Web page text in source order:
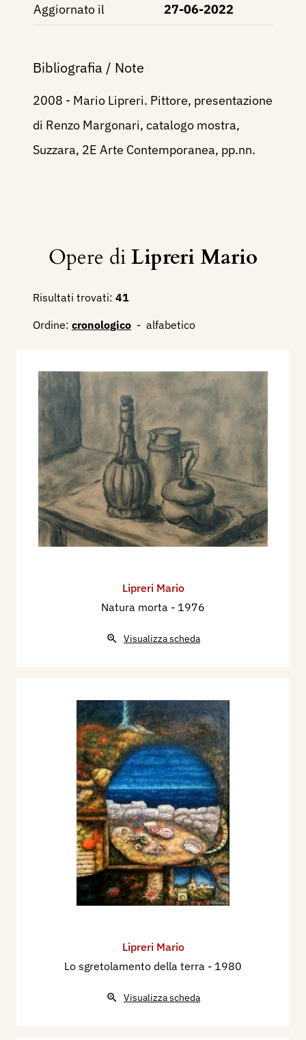
Aggiornato il
27-06-2022
Bibliografia / Note
2008 - Mario Lipreri. Pittore, presentazione
di Renzo Margonari, catalogo mostra,
Suzzara, 2E Arte Contemporanea, pp.nn.
Opere diLipreri Mario
Risultati trovati: 41
Ordine: cronologico - alfabetico
Lipreri Mario
Natura morta - 1976
Visualizza scheda
Lipreri Mario
Lo sgretolamento della terra - 1980
Visualizza scheda